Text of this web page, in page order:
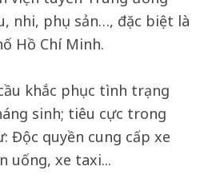
nhi, phụ sản…, đặc biệt là
Hồ Chí Minh.
khắc phục tình trạng
sinh; tiêu cực trong
Độc quyền cung cấp xe
uống, xe taxi...